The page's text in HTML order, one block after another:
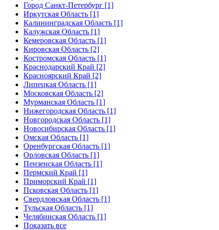
Город Санкт-Петербург [1]
Иркутская Область [1]
Калининградская Область [1]
Калужская Область [1]
Кемеровская Область [1]
Кировская Область [2]
Костромская Область [1]
Краснодарский Край [2]
Красноярский Край [2]
Липецкая Область [1]
Московская Область [2]
Мурманская Область [1]
Нижегородская Область [1]
Новгородская Область [1]
Новосибирская Область [1]
Омская Область [1]
Оренбургская Область [1]
Орловская Область [1]
Пензенская Область [1]
Пермский Край [1]
Приморский Край [1]
Псковская Область [1]
Свердловская Область [1]
Тульская Область [1]
Челябинская Область [1]
Показать все